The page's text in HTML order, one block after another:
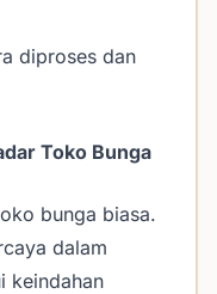
diproses dan
Toko Bunga
bunga biasa.
dalam
keindahan